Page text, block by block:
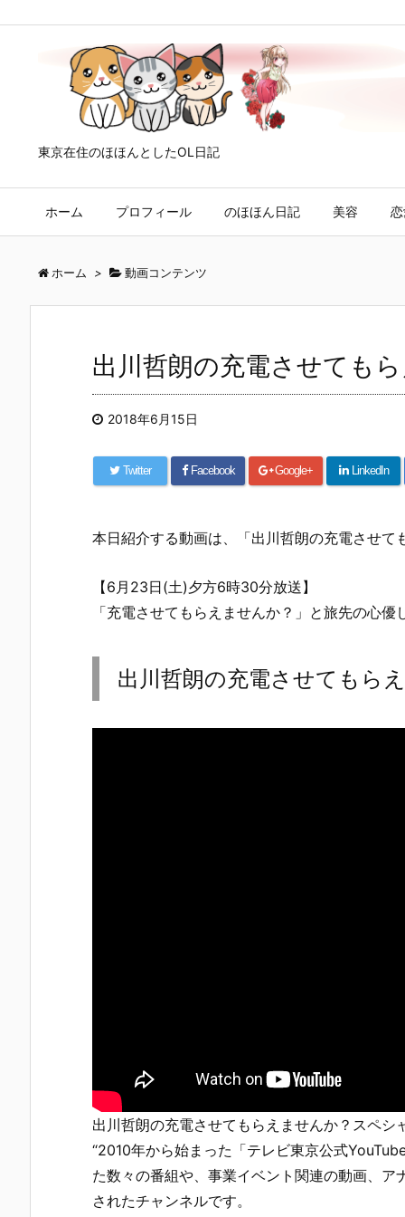
東京在住のほほんとしたOL日記
ホーム プロフィール のほほん日記 美容
ホーム > 動画コンテンツ
出川哲朗の充電させても
2018年6月15日
Twitter Facebook Google+ LinkedIn
本日紹介する動画は、「出川哲朗の充電させて
【6月23日(土)夕方6時30分放送】
「充電させてもらえませんか？」と旅先の心
出川哲朗の充電させてもら
出川哲朗の充電させてもらえませんか？スペシ
“2010年から始まった「テレビ東京公式
た数々の番組や、事業イベント関連の動画、
されたチャンネルです。